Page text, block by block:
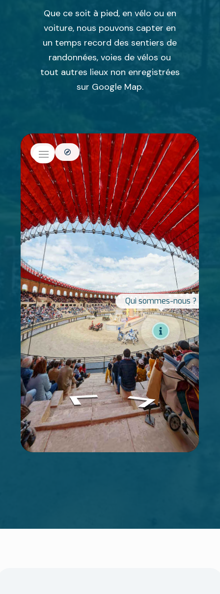
Que ce soit à pied, en vélo ou en
voiture, nous pouvons capter en
un temps record des sentiers de
randonnées, voies de vélos ou
tout autres lieux non enregistrées
sur Google Map.